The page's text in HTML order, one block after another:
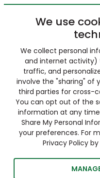
We use
We collect personal
and internet activity)
traffic, and
involve the "sharing" of
third parties for cross-
You can opt out of the
information at any time
Share My Personal
your preferences. For
Privacy Policy